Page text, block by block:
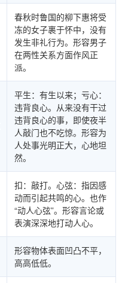
春秋时鲁国的柳下惠将受
冻的女子裹于怀中，没有
发生非礼行为。形容男子
在两性关系方面作风正
派。
平生：有生以来；亏心：
违背良心。从来没有干过
违背良心的事，即使夜半
人敲门也不吃惊。形容为
人处事光明正大，心地坦
然。
扣：敲打。心弦：指因感
动而引起共鸣的心。也作
“动人心弦”。形容言论或
表演深深地打动人心。
形容物体表面凹凸不平，
高高低低。